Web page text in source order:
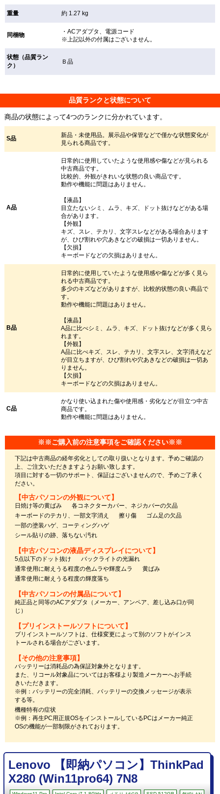
重量 約 1.27 kg
同梱物
・ACアダプタ、電源コード
※上記以外の付属はございません。
状態（品質ラン
ク）
Ｂ品
品質ランクと状態について
商品の状態によって4つのランクに分かれています。
S品
新品・未使用品。展示品や保管などで僅かな状態変化が
見られる商品です。
A品
日常的に使用していたような使用感や傷などが見られる
中古商品です。
比較的、外観がきれいな状態の良い商品です。
動作や機能に問題はありません。
【液晶】
目立たないシミ、ムラ、キズ、ドット抜けなどがある場
合があります。
【外観】
キズ、スレ、テカリ、文字スレなどがある場合あります
が、ひび割れや穴あきなどの破損は一切ありません。
【欠損】
キーボードなどの欠損はありません。
B品
日常的に使用していたような使用感や傷などが多く見ら
れる中古商品です。
多少のキズなどがありますが、比較的状態の良い商品で
す。
動作や機能に問題はありません。
【液晶】
A品に比べシミ、ムラ、キズ、ドット抜けなどが多く見ら
れます。
【外観】
A品に比べキズ、スレ、テカリ、文字スレ、文字消えなど
が目立ちますが、ひび割れや穴あきなどの破損は一切あ
りません。
【欠損】
キーボードなどの欠損はありません。
C品
かなり使い込まれた傷や使用感・劣化などが目立つ中古
商品です。
動作や機能に問題はありません。
※※ご購入前の注意事項をご確認ください※※
下記は中古商品の経年劣化としての取り扱いとなります。予めご確認の
上、ご注文いただきますようお願い致します。
項目に対する一切のサポート、保証はございませんので、予めご了承く
ださい。
【中古パソコンの外観について】
日焼け等の黄ばみ
各コネクターカバー、ネジカバーの欠品
キーボードのテカリ、一部文字消え
擦り傷
ゴム足の欠品
一部の塗装ハゲ、コーティングハゲ
シール貼りの跡、落ちない汚れ
【中古パソコンの液晶ディスプレイについて】
5点以下のドット抜け
バックライトの光漏れ
通常使用に耐えうる程度の色ムラや輝度ムラ
黄ばみ
通常使用に耐えうる程度の輝度落ち
【中古パソコンの付属品について】
純正品と同等のACアダプタ（メーカー、アンペア、差し込み口が同
じ）
【プリインストールソフトについて】
プリインストールソフトは、仕様変更によって別のソフトがインス
トールされる場合がございます。
【その他の注意事項】
バッテリーは消耗品の為保証対象外となります。
また、リコール対象品についてはお客様より製造メーカーへお手続
きいただきます。
※例：バッテリーの完全消耗、バッテリーの交換メッセージが表示
する等。
機種特有の症状
※例：再生PC用正規OSをインストールしているPCはメーカー純正
OSの機能が一部制限がされております。
Lenovo 【即納パソコン】ThinkPad
X280 (Win11pro64) 7N8